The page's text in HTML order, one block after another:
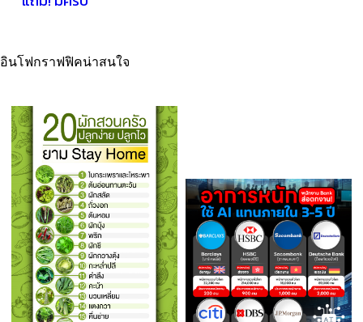
อินโฟกราฟฟิคน่าสนใจ